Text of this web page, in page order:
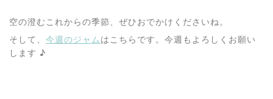
空の澄むこれからの季節、ぜひおでかけくださいね。
そして、 今週のジャム はこちらです。今週もよろしくお願い
します ♪